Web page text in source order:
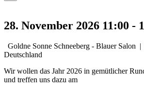
28. November 2026 11:00 -
Goldne Sonne Schneeberg - Blauer Salon |
Deutschland
Wir wollen das Jahr 2026 in gemütlicher
und treffen uns dazu am